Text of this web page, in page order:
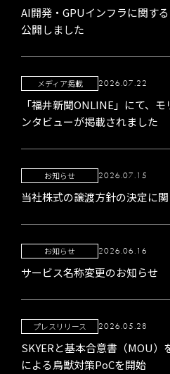
AI開発・GPUインフラに関す
公開しました
メディア掲載 2026.07.22
「福井新聞ONLINE」にて、
ンタビューが掲載されました
お知らせ 2026.07.15
当社株式の譲渡方針の決定に
お知らせ 2026.06.16
サービス名称変更のお知らせ
プレスリリース 2026.05.28
SKYERと基本合意書（MOU
による鳥獣対策PoCを開始